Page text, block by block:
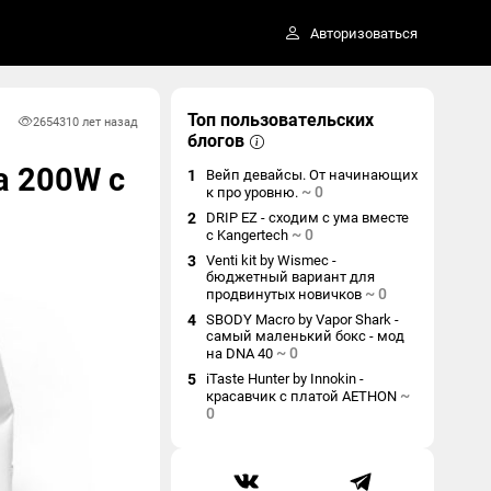
Авторизоваться
2654310 лет назад
200W с
Топ пользовательских
блогов
1
Вейп девайсы. От начинающих
к про уровню. ~0
2
DRIP EZ - сходим с ума вместе
с Kangertech ~0
3 Venti kit by Wismec -
бюджетный вариант для
продвинутых новичков ~0
4 SBODY Macro by Vapor Shark -
самый маленький бокс - мод
на DNA 40 ~0
5
iTaste Hunter by Innokin -
красавчик с платой AETHON ~
0